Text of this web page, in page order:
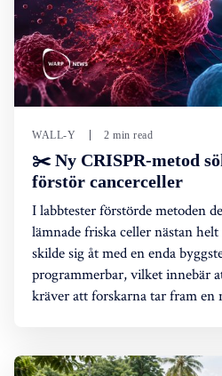
WALL-Y 2 min read
✂️ Ny CRISPR-metod
förstör cancerceller
I labbtester förstörde metoden
lämnade friska celler nästan
skilde sig åt med en enda
programmerbar, vilket innebär
kräver att forskarna tar fram en